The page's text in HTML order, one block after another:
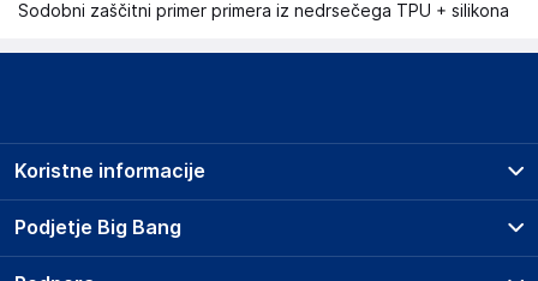
Sodobni zaščitni primer primera iz nedrsečega TPU + silikona
Podjetje Big Bang
O podjetju
Koristne informacije
Prodajna mesta